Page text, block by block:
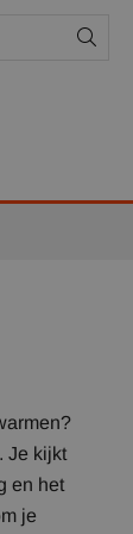
Je kijkt
en het
je